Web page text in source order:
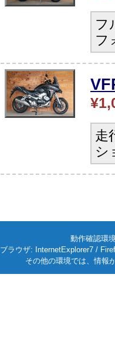
フ
フ
走
シ
動作確認環
ブラウザ: InternetExplorer7 /
その他の環境では、情報